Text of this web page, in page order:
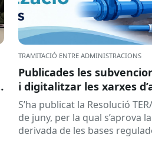
TRAMITACIÓ ENTRE ADMINISTRACIONS
Publicades les
i digitalitzar les xarxes
S’ha publicat la Resolució
de juny, per la qual s’aprova
derivada de les bases